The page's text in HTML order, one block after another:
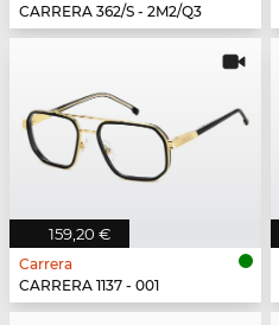
CARRERA 362/S - 2M2/Q3
159,20 €
Carrera
CARRERA 1137 - 001